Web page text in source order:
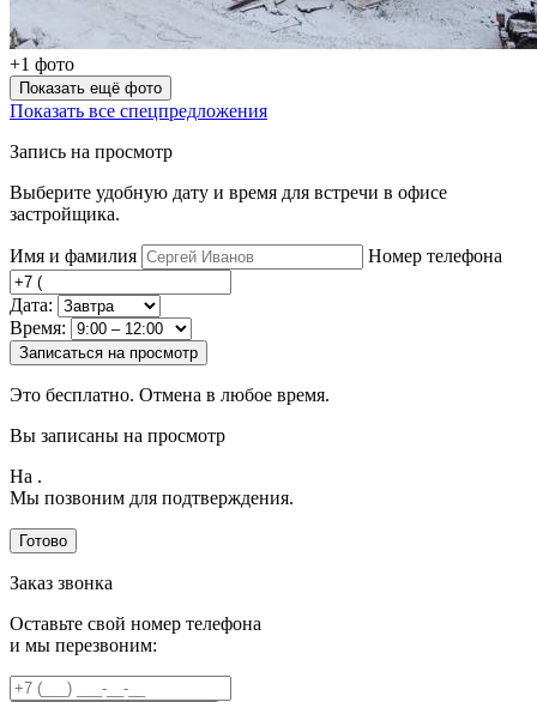
+1 фото
Показать ещё фото
Показать все спецпредложения
Запись на просмотр
Выберите удобную дату и время для встречи в офисе
застройщика.
Имя и фамилия Номер телефона
Дата:
Время:
Записаться на просмотр
Это бесплатно. Отмена в любое время.
Вы записаны на просмотр
На .
Мы позвоним для подтверждения.
Готово
Заказ звонка
Оставьте свой номер телефона
и мы перезвоним: